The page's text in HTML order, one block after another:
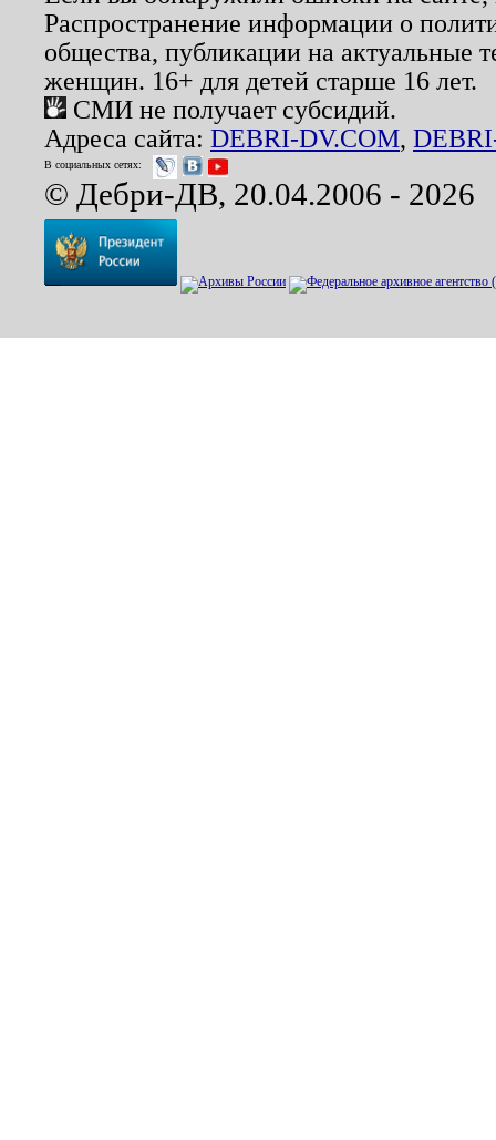
Распространение информации о
общества, публикации на актуальные
женщин. 16+ для детей старше 16 лет.
СМИ не получает субсидий.
Адреса сайта: DEBRI-DV.COM,
В социальных сетях:
© Дебри-ДВ, 20.04.2006 - 2026